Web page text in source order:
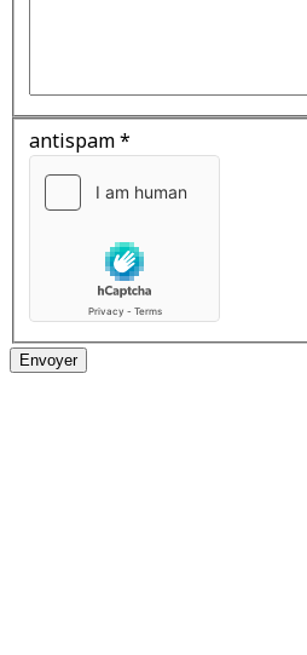
antispam*
Envoyer